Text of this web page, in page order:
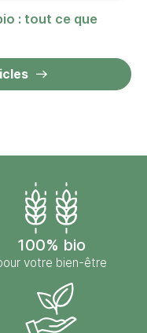
: tout ce que
100% bio
votre bien-être